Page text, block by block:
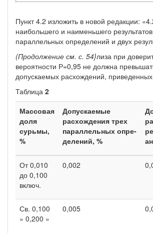
Пункт 4.2 изложить в новой редакции:
наибольшего и наи­меньшего
параллельных определений и двух
(Продолжение см. с. 54}лиза при
вероятности Р=0,95 не должна
допускаемых расхождений,
Таблица 2
Массовая
доля
сурьмы,
%
Допускаемые
расхождения трех
параллельных опре­
делений, %
От 0,010
до 0,100
включ.
0,002
Св. 0,100
» 0,200 »
0,005